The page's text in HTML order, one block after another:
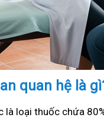
quan hệ là
là loại thuốc chứa